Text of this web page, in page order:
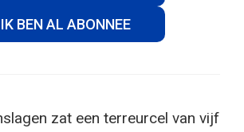
IK BEN AL ABONNEE
zat een terreurcel van vijf